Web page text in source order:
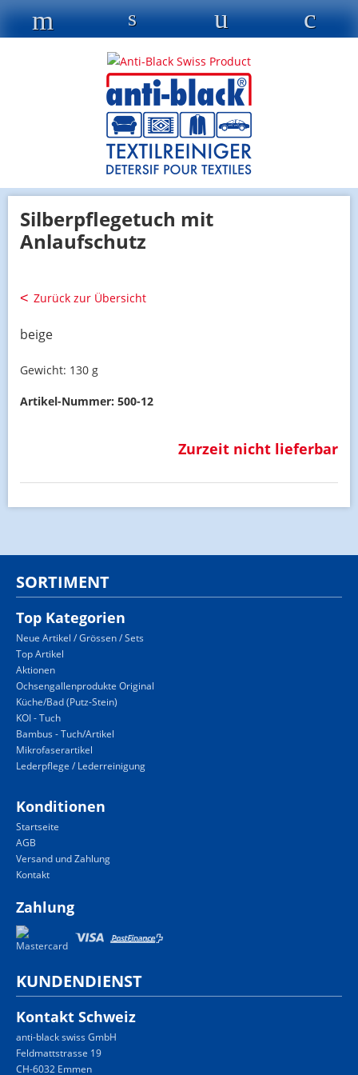
Silberpflegetuch mit
Anlaufschutz
Zurück zur Übersicht
beige
Gewicht: 130 g
Artikel-Nummer: 500-12
Zurzeit nicht lieferbar
SORTIMENT
Top Kategorien
Neue Artikel / Grössen / Sets
Top Artikel
Aktionen
Ochsengallenprodukte Original
Küche/Bad (Putz-Stein)
KOI - Tuch
Bambus - Tuch/Artikel
Mikrofaserartikel
Lederpflege / Lederreinigung
Konditionen
Startseite
AGB
Versand und Zahlung
Kontakt
Zahlung
KUNDENDIENST
Kontakt Schweiz
anti-black swiss GmbH
Feldmattstrasse 19
CH-6032 Emmen